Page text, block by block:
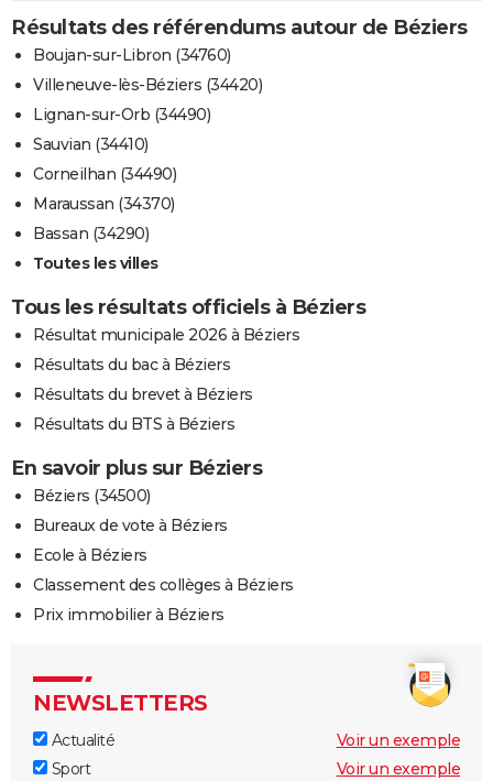
Résultats des référendums autour de Béziers
Boujan-sur-Libron (34760)
Villeneuve-lès-Béziers (34420)
Lignan-sur-Orb (34490)
Sauvian (34410)
Corneilhan (34490)
Maraussan (34370)
Bassan (34290)
Toutes les villes
Tous les résultats officiels à Béziers
Résultat municipale 2026 à Béziers
Résultats du bac à Béziers
Résultats du brevet à Béziers
Résultats du BTS à Béziers
En savoir plus sur Béziers
Béziers (34500)
Bureaux de vote à Béziers
Ecole à Béziers
Classement des collèges à Béziers
Prix immobilier à Béziers
NEWSLETTERS
Actualité
Voir un exemple
Sport
Voir un exemple